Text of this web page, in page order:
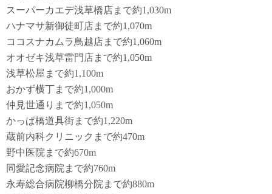
スーパーカエデ浅草橋店まで約1,030m
ハナマサ新御徒町店まで約1,070m
ココスナカムラ鳥越店まで約1,060m
オオゼキ浅草雷門店まで約1,050m
浅草松屋まで約1,100m
おかず横丁まで約1,000m
仲見世通りまで約1,050m
かっぱ橋道具街まで約1,220m
蔵前内科クリニックまで約470m
野中医院まで約670m
同愛記念病院まで約760m
永寿総合病院柳橋分院まで約880m